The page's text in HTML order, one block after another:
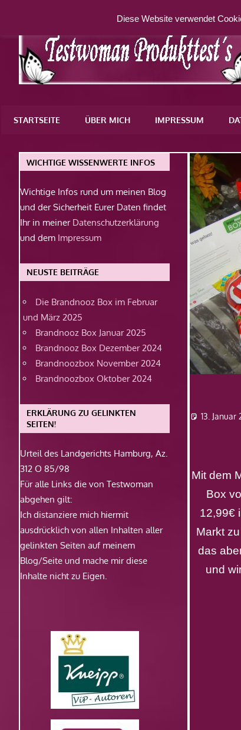
springen
WordPress-
STARTSEITE ÜBER MICH IMPRESSUM
13. Januar
Mit dem
Box
12,99€
Markt
das
und
WICHTIGE WISSENWERTE INFOS
Wichtige Infos rund um meinen Blog
und der Sicherheit Eurer Daten findet
Ihr in meiner Datenschutzerklärung
und dem Impressum
NEUSTE BEITRÄGE
Die Brandnooz Box im Februar
und März 2025
Brandnooz Box Januar 2025
Brandnooz Box Dezember 2024
Brandnoozbox November 2024
Brandnoozbox Oktober 2024
ERKLÄRUNG ZU GELINKTEN
SEITEN!
Urteil des Landgerichts Hamburg, Az.
312 O 85/98
Für alle Links die von Testwoman
abgehen gilt:
Ich distanziere mich hiermit
ausdrücklich von allen Inhalten aller
gelinkten Seiten auf meinem
Blog/Seite und mache mir diese
Inhalte nicht zu Eigen.
Diese Website verwendet